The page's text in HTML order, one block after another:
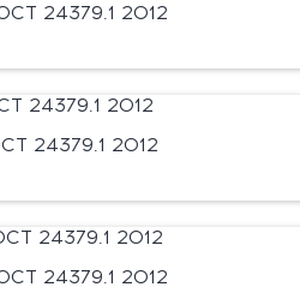
24379.1 2012
24379.1 2012
24379.1 2012